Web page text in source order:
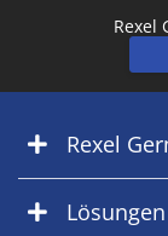
Rexel
Rexel
Lösungen